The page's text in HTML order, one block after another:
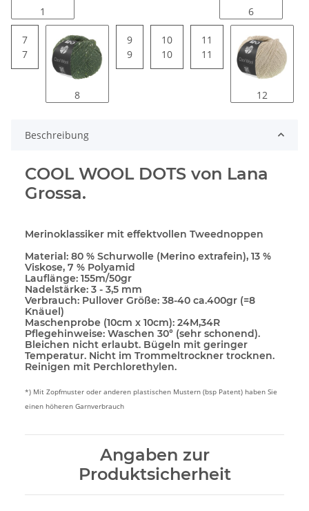
1 6
7
7
8
9
9
10
10
11
11
12
Beschreibung
COOL WOOL DOTS von Lana
Grossa.
Merinoklassiker mit effektvollen Tweednoppen
Material: 80 % Schurwolle (Merino extrafein), 13 %
Viskose, 7 % Polyamid
Lauflänge: 155m/50gr
Nadelstärke: 3 - 3,5 mm
Verbrauch: Pullover Größe: 38-40 ca.400gr (=8
Knäuel)
Maschenprobe (10cm x 10cm): 24M,34R
Pflegehinweise: Waschen 30° (sehr schonend).
Bleichen nicht erlaubt. Bügeln mit geringer
Temperatur. Nicht im Trommeltrockner trocknen.
Reinigen mit Perchlorethylen.
*) Mit Zopfmuster oder anderen plastischen Mustern (bsp Patent) haben Sie
einen höheren Garnverbrauch
Angaben zur
Produktsicherheit